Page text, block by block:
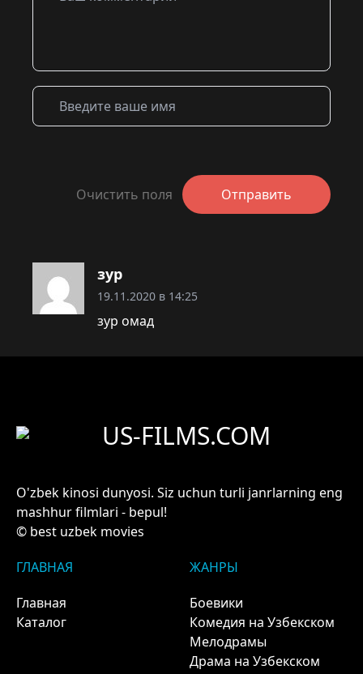
Очистить поля Отправить
зур
19.11.2020 в 14:25
зур омад
US-FILMS.COM
O'zbek kinosi dunyosi. Siz uchun turli janrlarning eng
mashhur filmlari - bepul!
© best uzbek movies
ГЛАВНАЯ
Главная
Каталог
ЖАНРЫ
Боевики
Комедия на Узбекском
Мелодрамы
Драма на Узбекском